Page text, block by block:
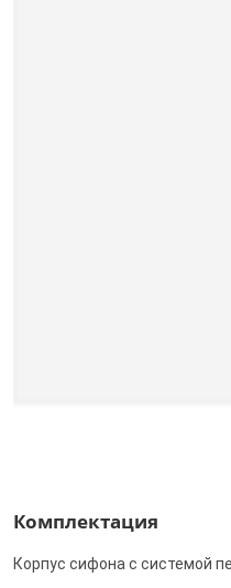
Комплектация
Корпус сифона с системой